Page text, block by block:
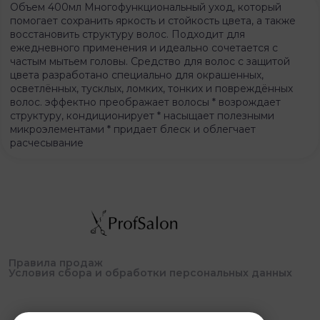
Объем 400мл Многофункциональный уход, который
помогает сохранить яркость и стойкость цвета, а также
восстановить структуру волос. Подходит для
ежедневного применения и идеально сочетается с
частым мытьем головы. Средство для волос с защитой
цвета разработано специально для окрашенных,
осветлённых, тусклых, ломких, тонких и повреждённых
волос. эффектно преображает волосы * возрождает
структуру, кондиционирует * насыщает полезными
микроэлементами * придает блеск и облегчает
расчесывание
Правила продаж
Условия сбора и обработки персональных данных